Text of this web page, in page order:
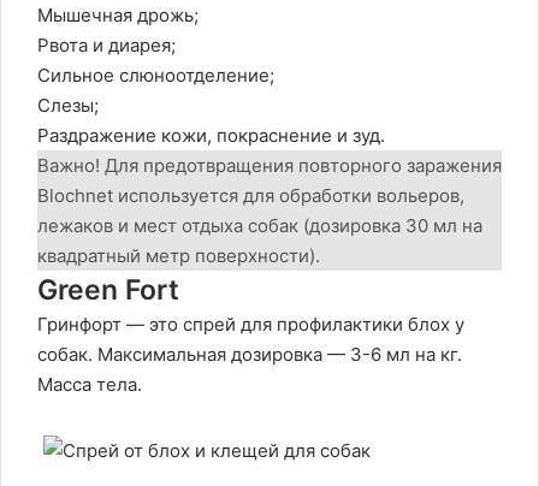
Мышечная дрожь;
Рвота и диарея;
Сильное слюноотделение;
Слезы;
Раздражение кожи, покраснение и зуд.
Важно! Для предотвращения повторного заражения
Blochnet используется для обработки вольеров,
лежаков и мест отдыха собак (дозировка 30 мл на
квадратный метр поверхности).
Green Fort
Гринфорт — это спрей для профилактики блох у
собак. Максимальная дозировка — 3-6 мл на кг.
Масса тела.